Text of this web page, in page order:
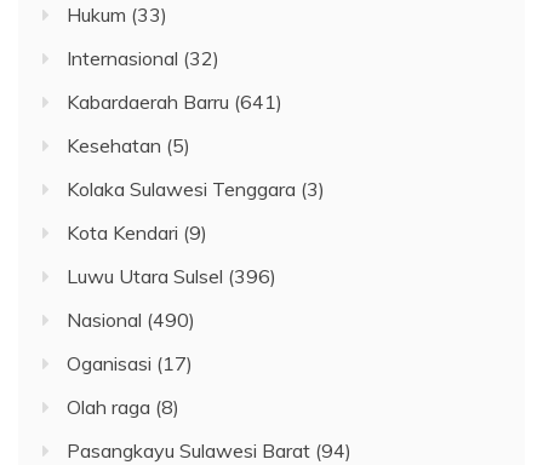
Hukum (33)
Internasional (32)
Kabardaerah Barru (641)
Kesehatan (5)
Kolaka Sulawesi Tenggara (3)
Kota Kendari (9)
Luwu Utara Sulsel (396)
Nasional (490)
Oganisasi (17)
Olah raga (8)
Pasangkayu Sulawesi Barat (94)